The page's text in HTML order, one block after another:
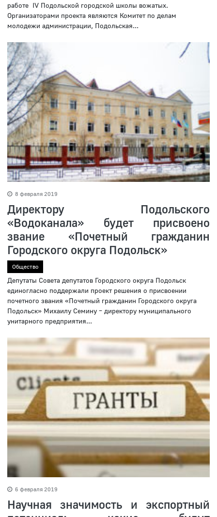
работе IV Подольской городской школы вожатых.
Организаторами проекта являются Комитет по делам
молодежи администрации, Подольская...
8 февраля 2019
Директору Подольского
«Водоканала» будет присвоено
звание «Почетный гражданин
Городского округа Подольск»
Общество
Депутаты Совета депутатов Городского округа Подольск
единогласно поддержали проект решения о присвоении
почетного звания «Почетный гражданин Городского округа
Подольск» Михаилу Семину – директору муниципального
унитарного предприятия...
6 февраля 2019
Научная значимость и экспортный